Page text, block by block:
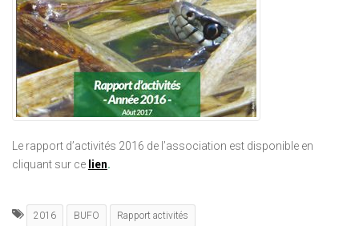
Le rapport d’activités 2016 de l’association est disponible en
cliquant sur ce lien.
2016 BUFO Rapport activités